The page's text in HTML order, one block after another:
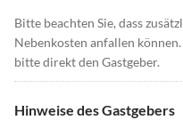
Bitte beachten Sie, dass
Nebenkosten anfallen
bitte direkt den Gastgeber.
Hinweise des Gastgebers